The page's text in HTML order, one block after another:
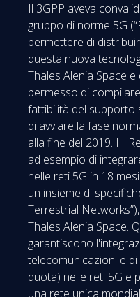
Il 3GPP aveva
gruppo di norme 5G
permettere di
questa nuova
Thales Alenia Space
permesso di
fattibilità del supporto
di avviare la fase
alla fine del 2019. Il
ad esempio di
nelle reti 5G in 18
un insieme di
Terrestrial
Thales Alenia Space.
garantiscono
telecomunicazioni e
quota) nelle reti 5G e
una rete unica